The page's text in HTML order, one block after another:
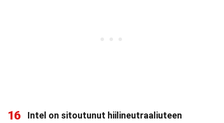
16
Intel on sitoutunut hiilineutraaliuteen